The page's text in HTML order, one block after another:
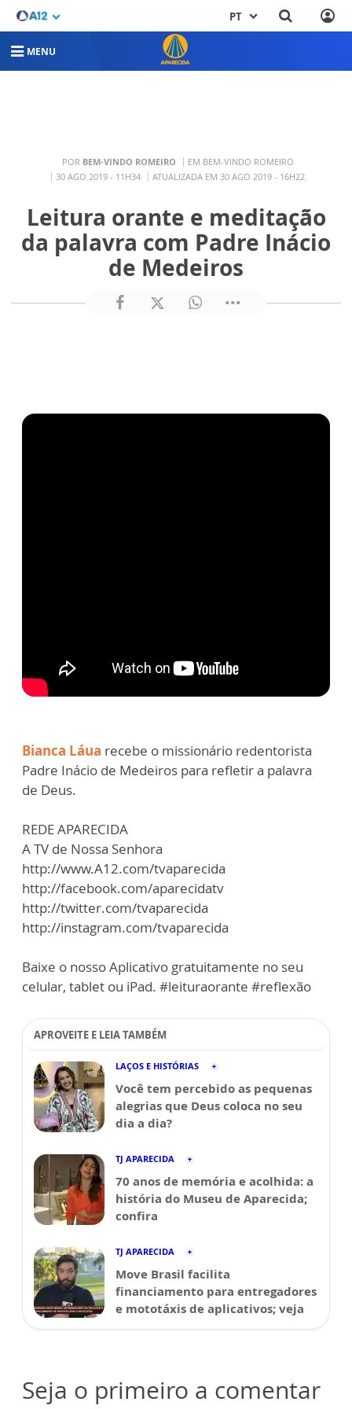
PT
MENU
POR BEM-VINDO ROMEIRO
EM BEM-VINDO ROMEIRO
30 AGO 2019 - 11H34
ATUALIZADA EM 30 AGO 2019 - 16H22
Leitura orante e meditação
da palavra com Padre Inácio
de Medeiros
Bianca Láua recebe o missionário redentorista
Padre Inácio de Medeiros para refletir a palavra
de Deus.
REDE APARECIDA
A TV de Nossa Senhora
http://www.A12.com/tvaparecida
http://facebook.com/aparecidatv
http://twitter.com/tvaparecida
http://instagram.com/tvaparecida
Baixe o nosso Aplicativo gratuitamente no seu
celular, tablet ou iPad. #leituraorante #reflexão
APROVEITE E LEIA TAMBÉM
LAÇOS E HISTÓRIAS
Você tem percebido as pequenas
alegrias que Deus coloca no seu
dia a dia?
TJ APARECIDA
70 anos de memória e acolhida: a
história do Museu de Aparecida;
confira
TJ APARECIDA
Move Brasil facilita
financiamento para entregadores
e mototáxis de aplicativos; veja
Seja o primeiro a comentar